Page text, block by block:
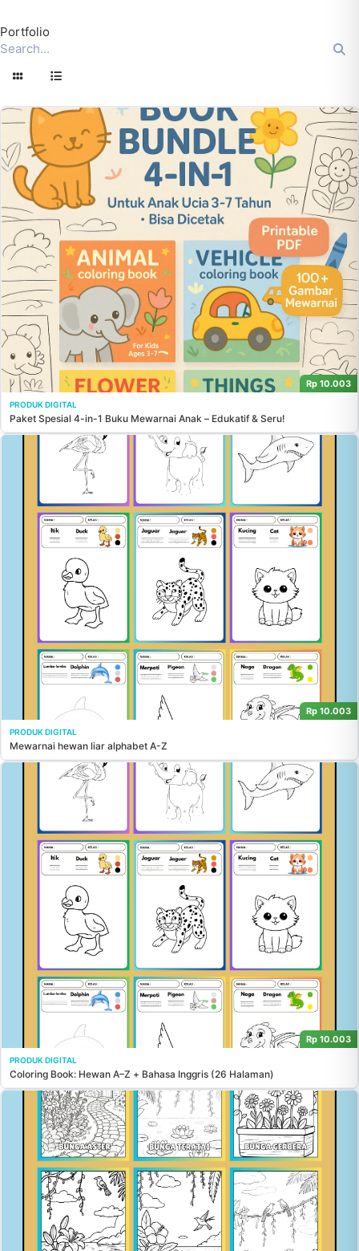
Portfolio
Rp 10.003
PRODUK DIGITAL
Paket Spesial 4-in-1 Buku Mewarnai Anak – Edukatif & Seru!
Rp 10.003
PRODUK DIGITAL
Mewarnai hewan liar alphabet A-Z
Rp 10.003
PRODUK DIGITAL
Coloring Book: Hewan A–Z + Bahasa Inggris (26 Halaman)